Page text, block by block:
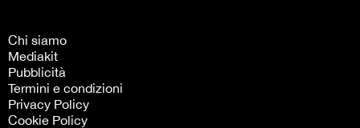
Chi siamo
Mediakit
Pubblicità
Termini e condizioni
Privacy Policy
Cookie Policy